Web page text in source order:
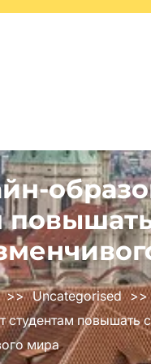
>> Uncategorised >>
повышать
мира